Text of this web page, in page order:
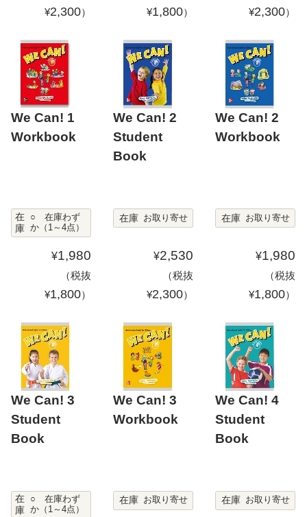
¥2,300）
¥1,800）
¥2,300）
We Can! 1
Workbook
在
庫
○ 在庫わず
か（1～4点）
¥1,980
（税抜
¥1,800）
We Can! 2
Student
Book
在庫 お取り寄せ
¥2,530
（税抜
¥2,300）
We Can! 2
Workbook
在庫 お取り寄せ
¥1,980
（税抜
¥1,800）
We Can! 3
Student
Book
在
庫
○ 在庫わず
か（1～4点）
We Can! 3
Workbook
在庫 お取り寄せ
We Can! 4
Student
Book
在庫 お取り寄せ